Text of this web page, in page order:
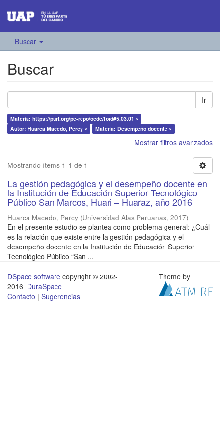
Buscar
Buscar
Ir
Materia: https://purl.org/pe-repo/ocde/ford#5.03.01 ×
Autor: Huarca Macedo, Percy ×
Materia: Desempeño docente ×
Mostrar filtros avanzados
Mostrando ítems 1-1 de 1
La gestión pedagógica y el desempeño docente en
la Institución de Educación Superior Tecnológico
Público San Marcos, Huari – Huaraz, año 2016
Huarca Macedo, Percy (Universidad Alas Peruanas, 2017)
En el presente estudio se plantea como problema general: ¿Cuál
es la relación que existe entre la gestión pedagógica y el
desempeño docente en la Institución de Educación Superior
Tecnológico Público “San ...
DSpace software copyright © 2002-
2016 DuraSpace
Contacto | Sugerencias
Theme by